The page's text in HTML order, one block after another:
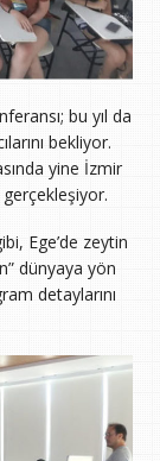
bu yıl da
bekliyor.
yine İzmir
Ege’de zeytin
dünyaya yön
detaylarını